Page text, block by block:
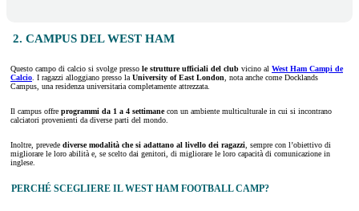
2. CAMPUS DEL WEST HAM
Questo campo di calcio si svolge presso le strutture ufficiali del club vicino al West Ham Campi de
Calcio . I ragazzi alloggiano presso la University of East London , nota anche come Docklands
Campus, una residenza universitaria completamente attrezzata.
Il campus offre programmi da 1 a 4 settimanecon un ambiente multiculturale in cui si incontrano
calciatori provenienti da diverse parti del mondo.
Inoltre, prevede diverse modalità che si adattano al livello dei ragazzi , sempre con l’obiettivo di
migliorare le loro abilità e, se scelto dai genitori, di migliorare le loro capacità di comunicazione in
inglese.
PERCHÉ SCEGLIERE IL WEST HAM FOOTBALL CAMP?